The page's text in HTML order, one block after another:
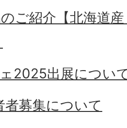
ご紹介【北海道
2025出展につい
者募集について